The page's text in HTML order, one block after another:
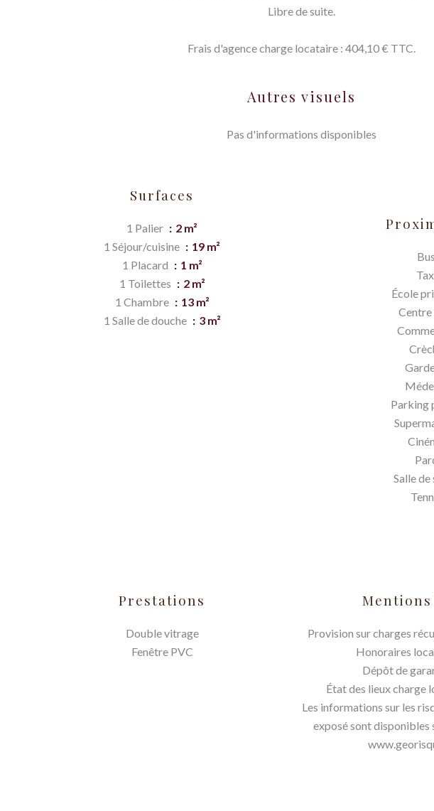
Libre de suite.
Frais d'agence charge locataire : 404,10 € TTC.
Autres visuels
Pas d'informations disponibles
Surfaces
1 Palier
2 m²
1 Séjour/cuisine
19 m²
1 Placard
1 m²
1 Toilettes
2 m²
1 Chambre
13 m²
1 Salle de douche
3 m²
Bus
École
Parking
Salle
Prestations
Double vitrage
Fenêtre PVC
Provision sur charges
Honoraires
Dépôt de
État des lieux charge
Les informations sur les
exposé sont disponibles